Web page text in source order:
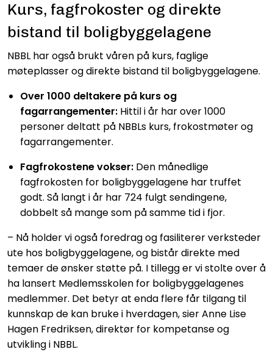
Kurs, fagfrokoster og direkte
bistand til boligbyggelagene
NBBL har også brukt våren på kurs, faglige
møteplasser og direkte bistand til boligbyggelagene.
Over 1000 deltakere på kurs og
fagarrangementer:Hittil i år har over 1000
personer deltatt på NBBLs kurs, frokostmøter og
fagarrangementer.
Fagfrokostene vokser:Den månedlige
fagfrokosten for boligbyggelagene har truffet
godt. Så langt i år har 724 fulgt sendingene,
dobbelt så mange som på samme tid i fjor.
– Nå holder vi også foredrag og fasiliterer verksteder
ute hos boligbyggelagene, og bistår direkte med
temaer de ønsker støtte på. I tillegg er vi stolte over å
ha lansert Medlemsskolen for boligbyggelagenes
medlemmer. Det betyr at enda flere får tilgang til
kunnskap de kan bruke i hverdagen, sier Anne Lise
Hagen Fredriksen, direktør for kompetanse og
utvikling i NBBL.